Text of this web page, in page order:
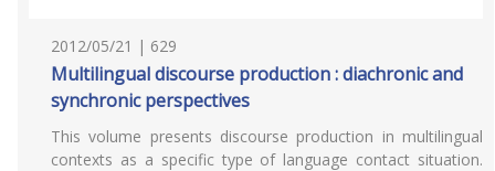
2012/05/21 | 629
Multilingual discourse production : diachronic and
synchronic perspectives
This volume presents discourse production in multilingual
contexts as a specific type of language contact situation.